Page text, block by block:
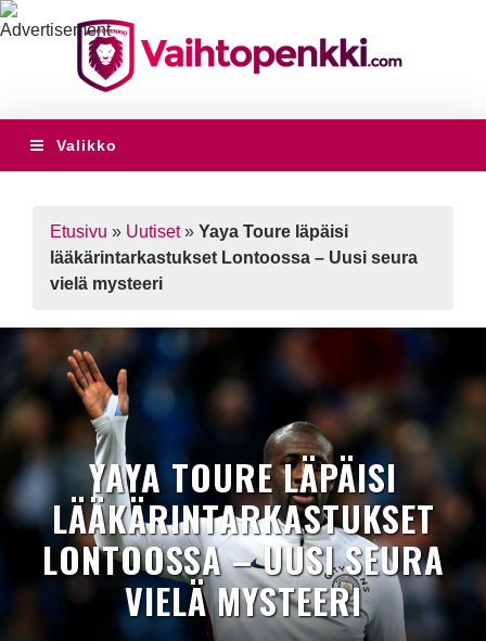
Valikko
Etusivu » Uutiset» Yaya Toure läpäisi
lääkärintarkastukset Lontoossa – Uusi seura
vielä mysteeri
YAYA TOURE LÄPÄISI
LÄÄKÄRINTARKASTUKSET
LONTOOSSA – UUSI SEURA
VIELÄ MYSTEERI